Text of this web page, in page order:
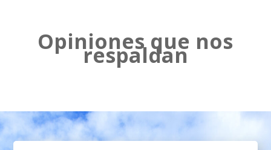
Opiniones que nos
respaldan